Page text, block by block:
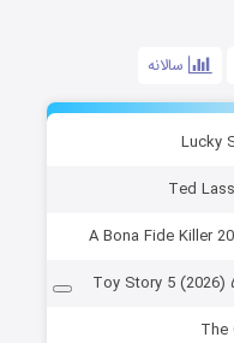
سالانه